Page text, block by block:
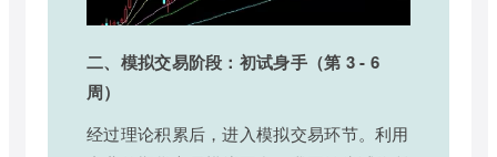
二、模拟交易阶段：初试身手（第 3 - 6
周）
经过理论积累后，进入模拟交易环节。利用